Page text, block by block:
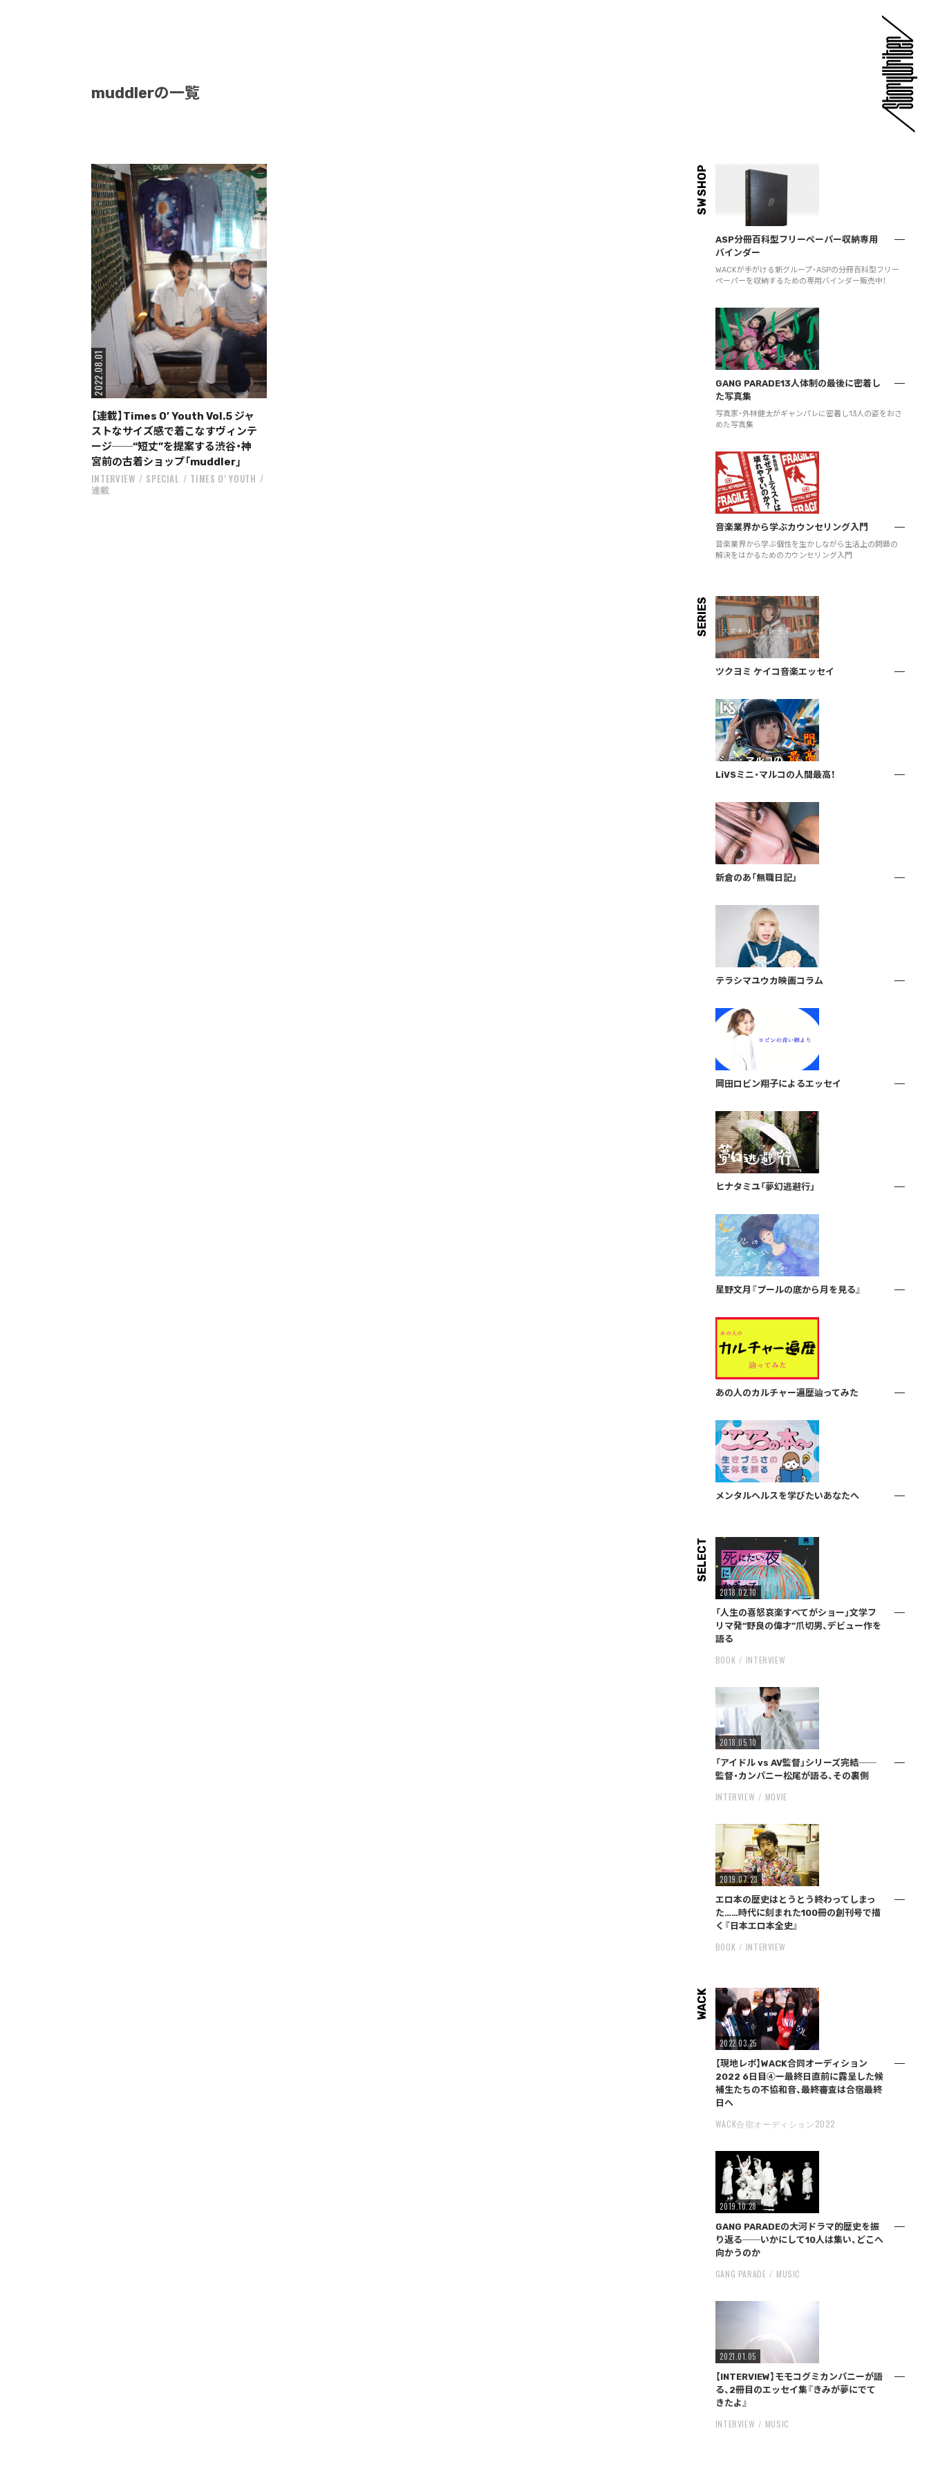
muddlerの一覧
2022.08.01
【連載】Times O’ Youth Vol.5 ジャ
ストなサイズ感で着こなすヴィンテ
ージ──“短丈”を提案する渋谷・神
宮前の古着ショップ「muddler」
INTERVIEW SPECIAL
TIMES O’ YOUTH
連載
SW SHOP
ASP分冊百科型フリーペーパー収納専用
バインダー
WACKが手がける新グループ・ASPの分冊百科型フリー
ペーパーを収納するための専用バインダー販売中！
GANG PARADE13人体制の最後に密着し
た写真集
写真家・外林健太がギャンパレに密着し13人の姿をおさ
めた写真集
音楽業界から学ぶカウンセリング入門
音楽業界から学ぶ個性を生かしながら生活上の問題の
解決をはかるためのカウンセリング入門
SERIES
ツクヨミ ケイコ音楽エッセイ
LiVSミニ・マルコの人間最高！
新倉のあ「無職日記」
テラシマユウカ映画コラム
岡田ロビン翔子によるエッセイ
ヒナタミユ「夢幻逃避行」
星野文月『プールの底から月を見る』
あの人のカルチャー遍歴辿ってみた
メンタルヘルスを学びたいあなたへ
SELECT
2018.02.10
「人生の喜怒哀楽すべてがショー」文学フ
リマ発“野良の偉才”爪切男、デビュー作を
語る
BOOK INTERVIEW
2018.05.10
「アイドル vs AV監督」シリーズ完結──
監督・カンパニー松尾が語る、その裏側
INTERVIEW MOVIE
2019.07.23
エロ本の歴史はとうとう終わってしまっ
た……時代に刻まれた100冊の創刊号で描
く『日本エロ本全史』
BOOK INTERVIEW
WACK
2022.03.25
【現地レポ】WACK合同オーディション
2022 6日目④ー最終日直前に露呈した候
補生たちの不協和音、最終審査は合宿最終
日へ
WACK合宿オーディション2022
2019.10.28
GANG PARADEの大河ドラマ的歴史を振
り返る──いかにして10人は集い、どこへ
向かうのか
GANG PARADE MUSIC
2021.01.05
【INTERVIEW】モモコグミカンパニーが語
る、2冊目のエッセイ集『きみが夢にでて
きたよ』
INTERVIEW MUSIC